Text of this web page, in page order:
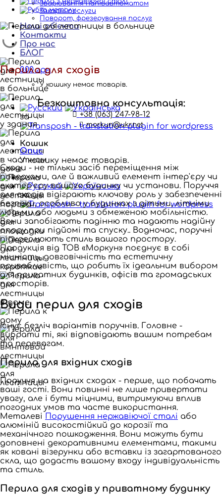
Зварювання напівавтоматом
Токарні послуги
Поворот, фрезерування послуг
Наші об'єкти
Контакти
Про нас
БЛОГ
0.00грн
У кошику немає товарів.
за
Кошик
У кошику немає товарів.
за
Перила для сходів
Безкоштовна консультація:
+38 (063) 247-98-12
morkun@ukr.net
Опис
Сходи - не тільки засіб переміщення між
поверхами, але й важливий елемент інтер'єру чи
екстер'єру вашого будинку чи установи. Поруччя
для сходів відіграють ключову роль у забезпеченні
безпеки, особливо у будинках з дітьми, літніми
людьми або людьми з обмеженою мобільністю.
Вони запобігають падінню та надають надійну
опору при підйомі та спуску.. Водночас, поручні
підкреслюють стиль вашого простору.
Продукція від ТОВ «Моркун» поєднує в собі
міцність, довговічність та естетичну
привабливість, що робить їх ідеальним вибором
для приватних будинків, офісів та громадських
просторів.
Види перил для сходів
Існує безліч варіантів поручнів. Головне -
вибрати ті, які відповідають вашим потребам
та перевагам.
Перила для вхідних сходів
Поруччя на вхідних сходах - перше, що побачать
ваші гості. Вони повинні не лише привертати
увагу, але і бути міцними, витримуючи вплив
погодних умов та часте використання.
Металеві Порушення нержавіючої сталі або
алюміній високостійкий до корозії та
механічного пошкодження. Вони можуть бути
доповнені декоративними елементами, такими
як ковані візерунки або вставки із загартованого
скла, що додасть вашому входу індивідуальність
та стиль.
Перила для сходів у приватному будинку